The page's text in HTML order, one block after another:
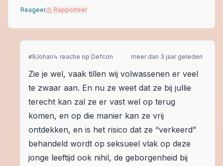
Reageer Rapporteer
#9Johan ↳ reactie op Defcon meer dan 3 jaar geleden
Zie je wel, vaak tillen wij volwassenen er veel
te zwaar aan. En nu ze weet dat ze bij jullie
terecht kan zal ze er vast wel op terug
komen, en op die manier kan ze vrij
ontdekken, en is het risico dat ze “verkeerd”
behandeld wordt op seksueel vlak op deze
jonge leeftijd ook nihil, de geborgenheid bij